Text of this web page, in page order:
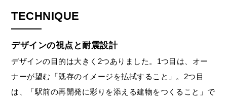
TECHNIQUE
デザインの視点と耐震設計
デザインの目的は大きく2つありました。1つ目は、オー
ナーが望む「既存のイメージを払拭すること」。2つ目
は、「駅前の再開発に彩りを添える建物をつくること」で